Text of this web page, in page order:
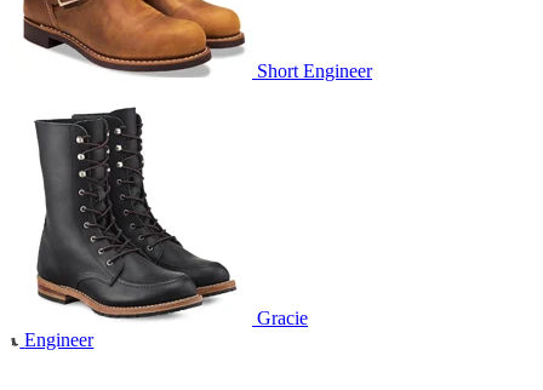
Short Engineer
Gracie
Engineer